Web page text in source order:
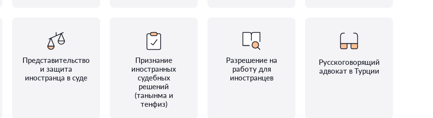
Представительство
и защита
иностранца в суде
Признание
иностранных
судебных
решений
(танынма и
тенфиз)
Разрешение на
работу для
иностранцев
Русскоговорящий
адвокат в Турции